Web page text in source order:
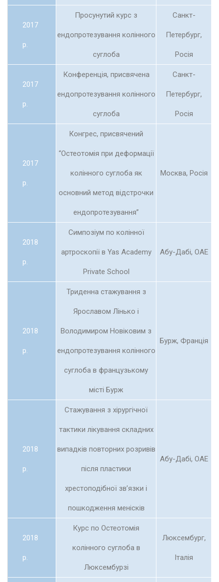
2017
р.
Просунутий курс з
ендопротезування колінного
суглоба
Санкт-
Петербург,
Росія
2017
р.
Конференція, присвячена
ендопротезування колінного
суглоба
Санкт-
Петербург,
Росія
2017
р.
Конгрес, присвячений
“Остеотомія при деформації
колінного суглоба як
основний метод відстрочки
ендопротезування”
Москва, Росія
2018
р.
Симпозіум по колінної
артроскопії в Yas Academy
Private School
Абу-Дабі, ОАЕ
2018
р.
Триденна стажування з
Ярославом Лінько і
Володимиром Новіковим з
ендопротезування колінного
суглоба в французькому
місті Бурж
Бурж, Франція
2018
р.
Стажування з хірургічної
тактики лікування складних
випадків повторних розривів
після пластики
хрестоподібної зв’язки і
пошкодження менісків
Абу-Дабі, ОАЕ
2018
р.
Курс по Остеотомія
колінного суглоба в
Люксембурзі
Люксембург,
Італія